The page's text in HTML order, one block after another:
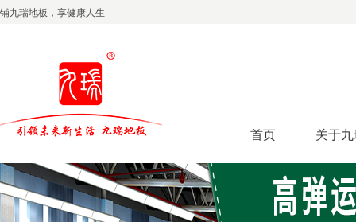
铺九瑞地板，享健康人生
首页 关于